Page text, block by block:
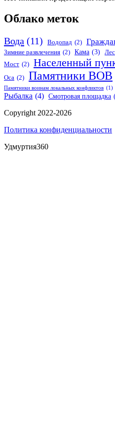
Облако меток
Вода (11) Водопад (2)
Зимние развлечения (2) Кама (3) Лес
Мост (2) Населенный
Оса (2) Памятники ВОВ
Памятники воинам локальных конфликтов (1)
Рыбалка (4) Смотровая площадка
Copyright 2022-2026
Политика конфиденциальности
Удмуртия360